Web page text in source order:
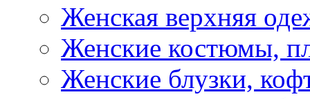
Женская верхняя
Женские костюмы,
Женские блузки,